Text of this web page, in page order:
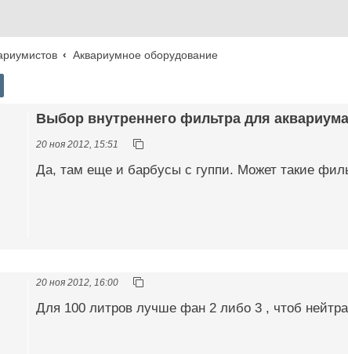
Аквариумное оборудование
Выбор внутреннего фильтра для
20 ноя 2012, 15:51
Да, там еще и барбусы с гуппи. Может такие
20 ноя 2012, 16:00
Для 100 литров лучше фан 2 либо 3 , чтоб